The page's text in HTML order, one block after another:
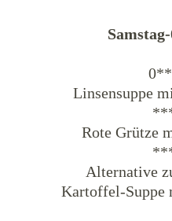
Linsensuppe
Rote Grütze
Alternative
Kartoffel-Suppe